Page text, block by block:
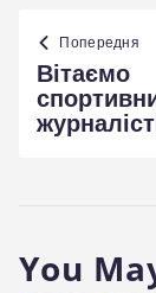
записів
Попередня
Вітаємо
You